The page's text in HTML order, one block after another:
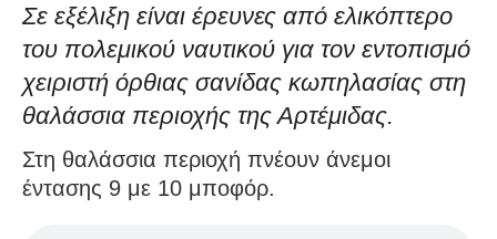
Σε εξέλιξη είναι έρευνες από ελικόπτερο
του πολεμικού ναυτικού για τον εντοπισμό
χειριστή όρθιας σανίδας κωπηλασίας στη
θαλάσσια περιοχής της Αρτέμιδας.
Στη θαλάσσια περιοχή πνέουν άνεμοι
έντασης 9 με 10 μποφόρ.